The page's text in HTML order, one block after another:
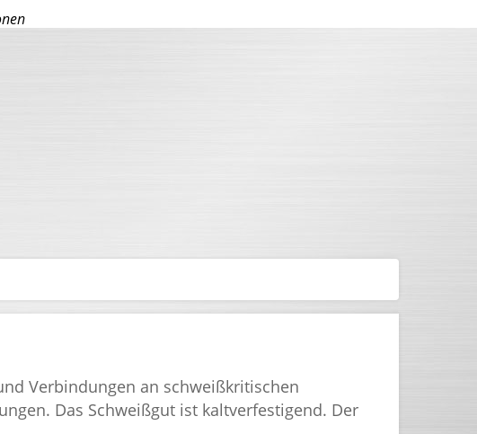
Verbindungen an schweißkritischen
Das Schweißgut ist kaltverfestigend. Der